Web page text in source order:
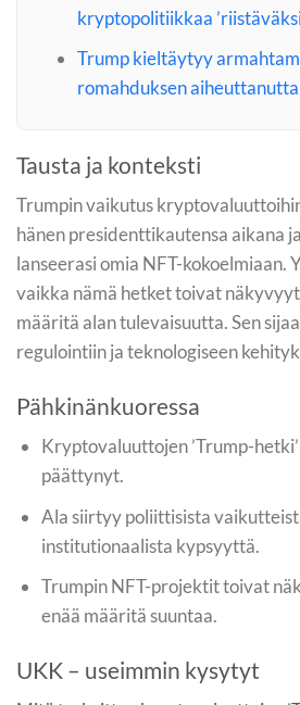
kryptopolitiikkaa
Trump kieltäytyy
romahduksen
Tausta ja konteksti
Trumpin vaikutus
hänen presidenttikautensa aikana
lanseerasi omia NFT-kokoelmiaan.
vaikka nämä hetket toivat
määritä alan tulevaisuutta. Sen
regulointiin ja teknologiseen
Pähkinänkuoressa
Kryptovaluuttojen ’Trump-
päättynyt.
Ala siirtyy poliittisista
institutionaalista kypsyyttä.
Trumpin NFT-projektit toivat
enää määritä suuntaa.
UKK – useimmin kysytyt